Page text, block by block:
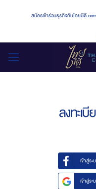
สมัครเข้าร่วมธุรกิจกับไทยมีดี
ลงทะเ
เข้าสู่ร
เข้าสู่ร